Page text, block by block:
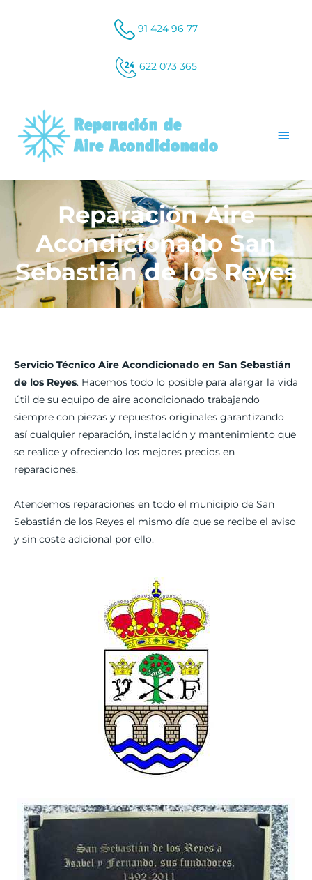
91 424 96 77
622 073 365
Reparación Aire
Acondicionado San
Sebastián de los Reyes
Servicio Técnico Aire Acondicionado en San Sebastián
de los Reyes. Hacemos todo lo posible para alargar la vida
útil de su equipo de aire acondicionado trabajando
siempre con piezas y repuestos originales garantizando
así cualquier reparación, instalación y mantenimiento que
se realice y ofreciendo los mejores precios en
reparaciones.
Atendemos reparaciones en todo el municipio de San
Sebastián de los Reyes el mismo día que se recibe el aviso
y sin coste adicional por ello.